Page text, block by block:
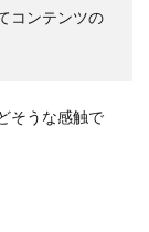
コンテンツの
そうな感触で